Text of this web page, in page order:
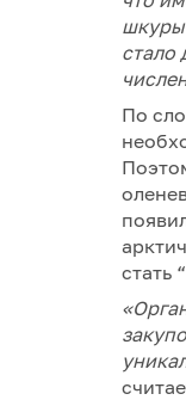
шкуры
стало
По
стать